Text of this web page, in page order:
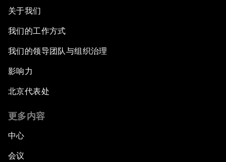
关于我们
我们的工作方式
我们的领导团队与组织治理
影响力
北京代表处
更多内容
中心
会议